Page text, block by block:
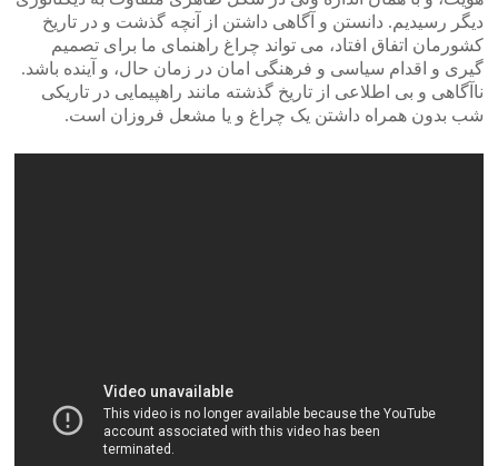
دیگر رسیدیم. دانستن و آگاهی داشتن از آنچه گذشت و در تاریخ
کشورمان اتفاق افتاد، می تواند چراغ راهنمای ما برای تصمیم
گیری و اقدام سیاسی و فرهنگی امان در زمان حال، و آینده باشد.
ناآگاهی و بی اطلاعی از تاریخ گذشته مانند راهپیمایی در تاریکی
شب بدون همراه داشتن یک چراغ و یا مشعل فروزان است.